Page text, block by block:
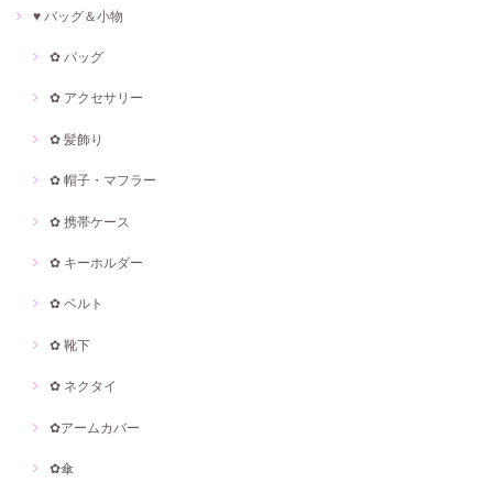
♥ バッグ＆小物
✿ バッグ
✿ アクセサリー
✿ 髪飾り
✿ 帽子・マフラー
✿ 携帯ケース
✿ キーホルダー
✿ ベルト
✿ 靴下
✿ ネクタイ
✿アームカバー
✿傘